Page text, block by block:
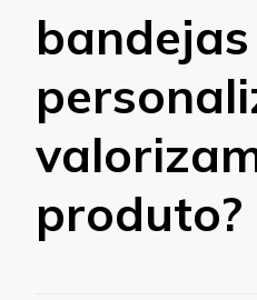
bandejas
produto?